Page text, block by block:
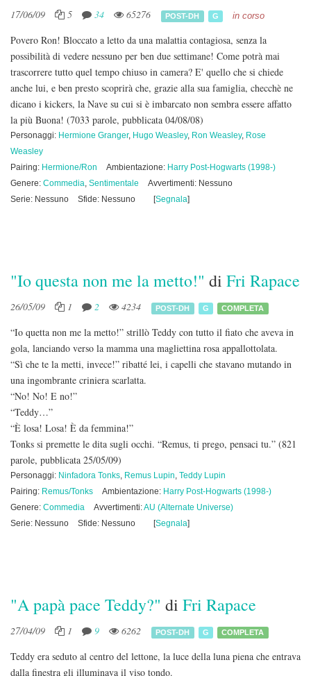
17/06/09 5 34 65276 POST-DH G in corso
Povero Ron! Bloccato a letto da una malattia contagiosa, senza la
possibilità di vedere nessuno per ben due settimane! Come potrà mai
trascorrere tutto quel tempo chiuso in camera? E' quello che si chiede
anche lui, e ben presto scoprirà che, grazie alla sua famiglia, checchè ne
dicano i kickers, la Nave su cui si è imbarcato non sembra essere affatto
la più Buona! (7033 parole, pubblicata 04/08/08)
Personaggi: Hermione Granger, Hugo Weasley, Ron Weasley, Rose
Weasley
Pairing: Hermione/Ron Ambientazione: Harry Post-Hogwarts (1998-)
Genere: Commedia, Sentimentale
Avvertimenti: Nessuno
Serie: Nessuno
Sfide: Nessuno [Segnala]
"Io questa non me la metto!" di Fri Rapace
26/05/09 1 2 4234 POST-DH G COMPLETA
“Io quetta non me la metto!” strillò Teddy con tutto il fiato che aveva in
gola, lanciando verso la mamma una magliettina rosa appallottolata.
“Sì che te la metti, invece!” ribatté lei, i capelli che stavano mutando in
una ingombrante criniera scarlatta.
“No! No! E no!”
“Teddy…”
“È losa! Losa! È da femmina!”
Tonks si premette le dita sugli occhi. “Remus, ti prego, pensaci tu.” (821
parole, pubblicata 25/05/09)
Personaggi: Ninfadora Tonks, Remus Lupin, Teddy Lupin
Pairing: Remus/Tonks Ambientazione: Harry Post-Hogwarts (1998-)
Genere: Commedia Avvertimenti:AU (Alternate Universe)
Serie: Nessuno
Sfide: Nessuno [Segnala]
"A papà pace Teddy?" di Fri Rapace
27/04/09 1 9 6262 POST-DH G COMPLETA
Teddy era seduto al centro del lettone, la luce della luna piena che entrava
dalla finestra gli illuminava il viso tondo.